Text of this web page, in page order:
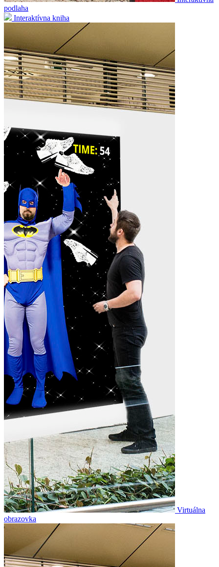
podlaha
Interaktívna kniha
Virtuálna
obrazovka